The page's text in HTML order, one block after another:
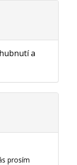
a
prosím